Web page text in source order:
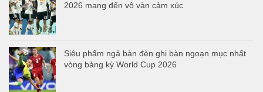
2026 mang đến vô vàn cảm xúc
Siêu phẩm ngả bàn đèn ghi bàn ngoạn mục nhất
vòng bảng kỳ World Cup 2026